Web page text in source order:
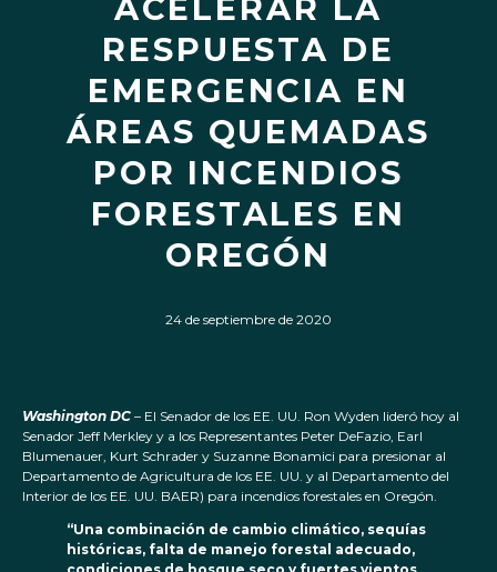
ACELERAR LA
RESPUESTA DE
EMERGENCIA EN
ÁREAS QUEMADAS
POR INCENDIOS
FORESTALES EN
OREGÓN
24 de septiembre de 2020
Washington DC – El Senador de los EE. UU. Ron Wyden lideró hoy al
Senador Jeff Merkley y a los Representantes Peter DeFazio, Earl
Blumenauer, Kurt Schrader y Suzanne Bonamici para presionar al
Departamento de Agricultura de los EE. UU. y al Departamento del
Interior de los EE. UU. BAER) para incendios forestales en Oregón.
“Una combinación de cambio climático, sequías
históricas, falta de manejo forestal adecuado,